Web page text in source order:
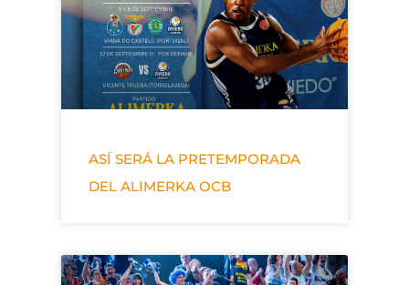
ASÍ SERÁ LA PRETEMPORADA
DEL ALIMERKA OCB